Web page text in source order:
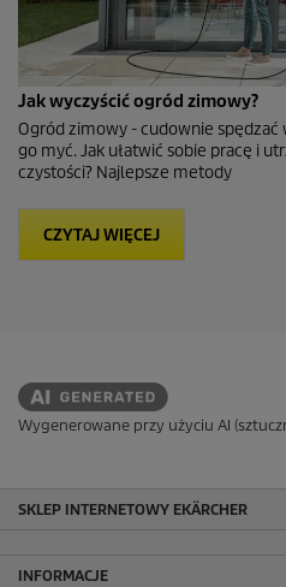
Jak wyczyścić ogród zimowy?
Ogród zimowy - cudownie spędzać
go myć. Jak ułatwić sobie pracę i
czystości? Najlepsze metody
CZYTAJ WIĘCEJ
Wygenerowane przy użyciu AI
SKLEP INTERNETOWY EKÄRCHER
INFORMACJE